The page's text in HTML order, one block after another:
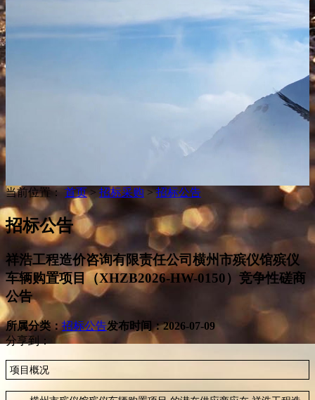
当前位置： 首页> 招标采购 >招标公告
招标公告
祥浩工程造价咨询有限责任公司横州市殡仪馆殡仪
车辆购置项目（XHZB2026-HW-0150）竞争性磋商
公告
所属分类： 招标公告发布时间：2026-07-09
分享到：
项目概况